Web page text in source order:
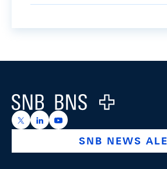
Logo
https://x.com/snb_bns
https://ch.linkedin.com/
https://
SNB NEWS